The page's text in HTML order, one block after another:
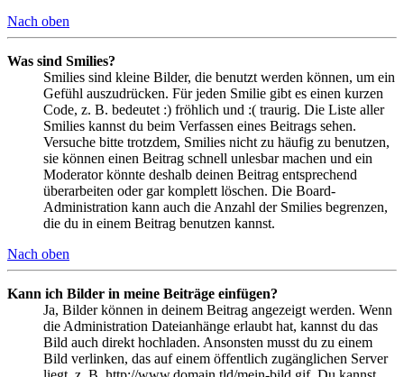
Nach oben
Was sind Smilies?
Smilies sind kleine Bilder, die benutzt werden können, um ein
Gefühl auszudrücken. Für jeden Smilie gibt es einen kurzen
Code, z. B. bedeutet :) fröhlich und :( traurig. Die Liste aller
Smilies kannst du beim Verfassen eines Beitrags sehen.
Versuche bitte trotzdem, Smilies nicht zu häufig zu benutzen,
sie können einen Beitrag schnell unlesbar machen und ein
Moderator könnte deshalb deinen Beitrag entsprechend
überarbeiten oder gar komplett löschen. Die Board-
Administration kann auch die Anzahl der Smilies begrenzen,
die du in einem Beitrag benutzen kannst.
Nach oben
Kann ich Bilder in meine Beiträge einfügen?
Ja, Bilder können in deinem Beitrag angezeigt werden. Wenn
die Administration Dateianhänge erlaubt hat, kannst du das
Bild auch direkt hochladen. Ansonsten musst du zu einem
Bild verlinken, das auf einem öffentlich zugänglichen Server